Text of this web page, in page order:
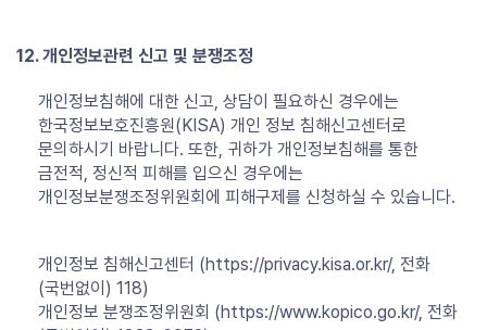
12. 개인정보관련 신고 및 분쟁조정
개인정보침해에 대한 신고, 상담이 필요하신 경우에는
한국정보보호진흥원(KISA) 개인 정보 침해신고센터로
문의하시기 바랍니다. 또한, 귀하가 개인정보침해를 통한
금전적, 정신적 피해를 입으신 경우에는
개인정보분쟁조정위원회에 피해구제를 신청하실 수 있습니다.
개인정보 침해신고센터 (https://privacy.kisa.or.kr/, 전화
(국번없이) 118)
개인정보 분쟁조정위원회 (https://www.kopico.go.kr/, 전화